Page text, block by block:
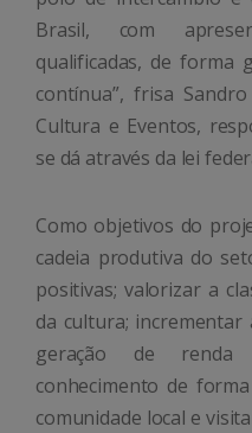
Brasil, com
qualificadas, de forma
contínua”, frisa
Cultura e Eventos,
se dá através da lei
Como objetivos do
cadeia produtiva do
positivas; valorizar a
da cultura; incrementar
geração de renda
conhecimento de
comunidade local e